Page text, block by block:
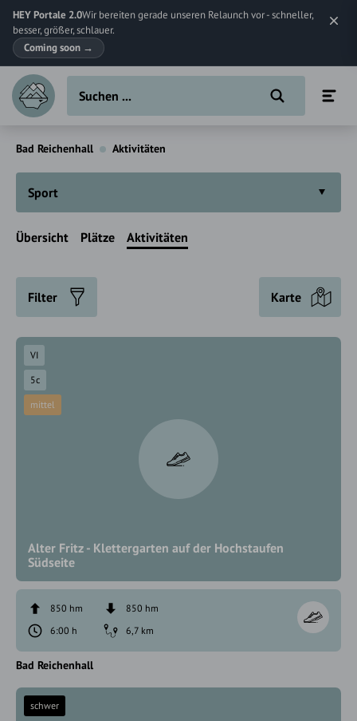
HEY Portale 2.0Wir bereiten gerade unseren Relaunch vor - schneller,
besser, größer, schlauer.
Coming soon →
Bad Reichenhall Aktivitäten
Sport
Übersicht Plätze Aktivitäten
Filter Karte
Alter Fritz - Klettergarten auf der Hochstaufen
Südseite
VI
5c
mittel
850 hm
850 hm
6:00 h
6,7 km
Bad Reichenhall
schwer